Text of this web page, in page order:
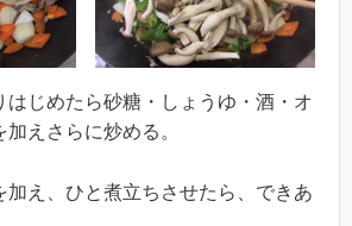
じめたら砂糖・しょうゆ・酒・オ
えさらに炒める。
え、ひと煮立ちさせたら、できあ